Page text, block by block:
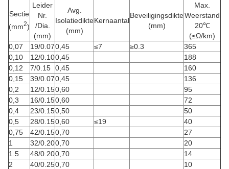
Sectie
(mm2)
Leider
Nr.
/Dia.
(mm)
Avg.
Isolatiedikte
(mm)
Kernaantal
Beveiligingsdikte
(mm)
Max.
Weerstand
20℃
(≤Ω/km)
0,07
19/0.070,45 ≤7 ≥0.3
365
0,10
12/0.100,45
188
0,12
7/0.15 0,45
160
0,15
39/0.070,45
136
0,2
12/0.150,60
95
0,3
16/0.150,60
72
0,4
23/0.150,50
50
0,5
28/0.150,60 ≤19
40
0,75
42/0.150,70
27
1
32/0.200,70
20
1.5
48/0.200,70
14
2
40/0.250,70
10